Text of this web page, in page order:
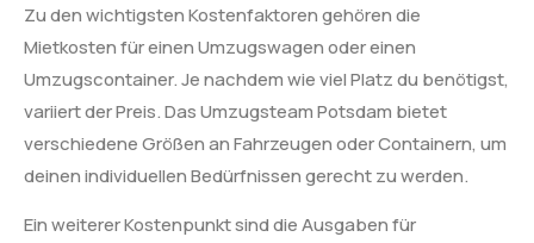
Zu den wichtigsten Kostenfaktoren gehören die
Mietkosten für einen Umzugswagen oder einen
Umzugscontainer. Je nachdem wie viel Platz du benötigst,
variiert der Preis. Das Umzugsteam Potsdam bietet
verschiedene Größen an Fahrzeugen oder Containern, um
deinen individuellen Bedürfnissen gerecht zu werden.
Ein weiterer Kostenpunkt sind die Ausgaben für